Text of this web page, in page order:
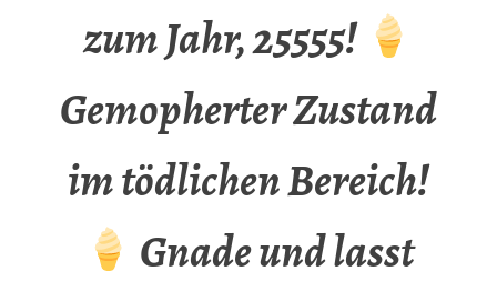
zum Jahr, 25555!
Gemopherter Zustand
im tödlichen Bereich!
Gnade und lasst